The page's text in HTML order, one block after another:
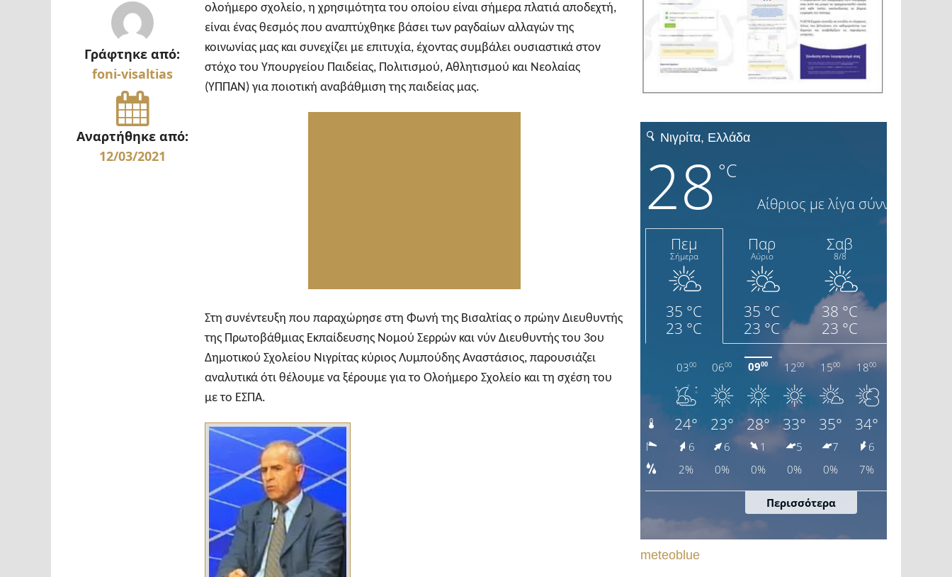
Γράφτηκε από:
foni-visaltias
Αναρτήθηκε από:
12/03/2021
ολοήμερο σχολείο, η χρησιμότητα του οποίου είναι σήμερα πλατιά αποδεχτή,
είναι ένας θεσμός που αναπτύχθηκε βάσει των ραγδαίων αλλαγών της
κοινωνίας μας και συνεχίζει με επιτυχία, έχοντας συμβάλει ουσιαστικά στον
στόχο του Υπουργείου Παιδείας, Πολιτισμού, Αθλητισμού και Νεολαίας
(ΥΠΠΑΝ) για ποιοτική αναβάθμιση της παιδείας μας.
Στη συνέντευξη που παραχώρησε στη Φωνή της Βισαλτίας ο πρώην Διευθυντής
της Πρωτοβάθμιας Εκπαίδευσης Νομού Σερρών και νύν Διευθυντής του 3ου
Δημοτικού Σχολείου Νιγρίτας κύριος Λυμπούδης Αναστάσιος, παρουσιάζει
αναλυτικά ότι θέλουμε να ξέρουμε για το Ολοήμερο Σχολείο και τη σχέση του
με το ΕΣΠΑ.
meteoblue